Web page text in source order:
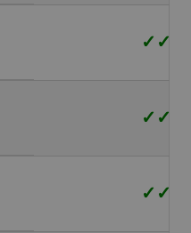
✓ ✓
✓ ✓
✓ ✓